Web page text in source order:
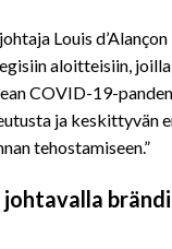
Louis
aloitteisiin,
COVID-19-
ja keskittyvän
tehostamiseen.”